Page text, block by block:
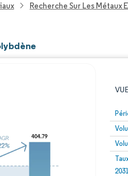
Recherche Sur Les Métaux